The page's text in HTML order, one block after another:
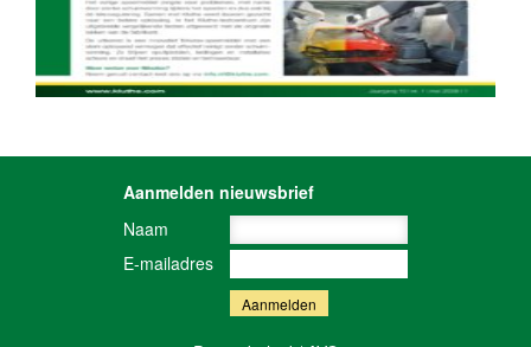
Aanmelden nieuwsbrief
Naam
E-mailadres